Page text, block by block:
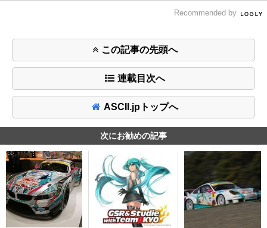
Recommended by
この記事の先頭へ
連載目次へ
ASCII.jpトップへ
次にお勧めの記事